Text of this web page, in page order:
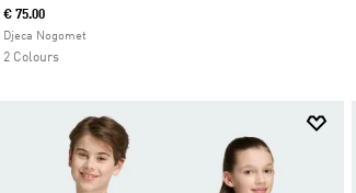
Da
€ 75.00
Djeca Nogomet
2 Colours